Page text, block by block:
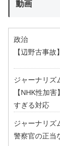
動画
政治
【辺野古事
ジャーナリズ
【NHK性加
すぎる対応
ジャーナリズ
警察官の正当